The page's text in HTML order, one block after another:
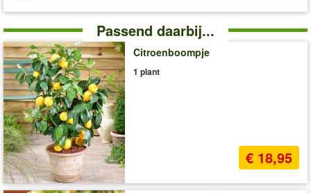
Passend daarbij...
Citroenboompje
1 plant
€ 18,95